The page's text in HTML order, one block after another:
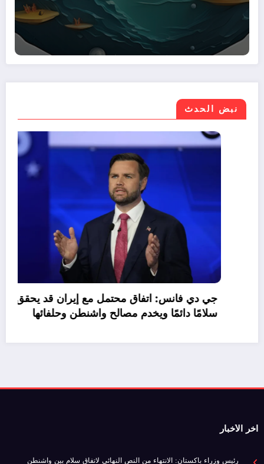
نبض الحدث
موازنة مصر 2026/2027.. نمو الإيرادات 30%
وتراجع صافي الاقتراض
الترددات